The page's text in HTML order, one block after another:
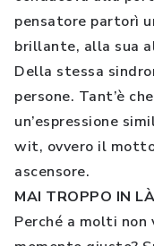
pensatore partorì
brillante, alla sua
Della stessa
persone. Tant’è
un’espressione
wit, ovvero il
ascensore.
MAI TROPPO IN LÀ
Perché a molti